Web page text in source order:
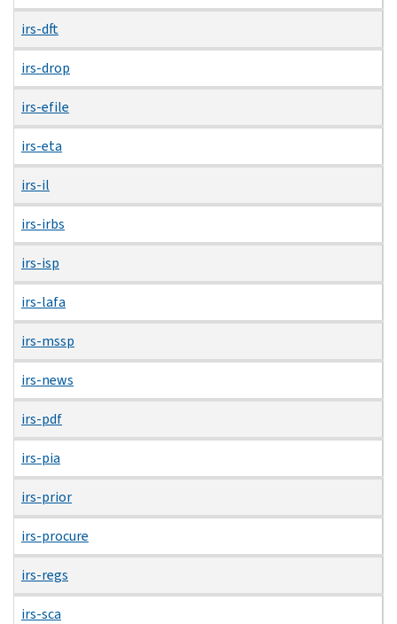
irs-dft
irs-drop
irs-efile
irs-eta
irs-il
irs-irbs
irs-isp
irs-lafa
irs-mssp
irs-news
irs-pdf
irs-pia
irs-prior
irs-procure
irs-regs
irs-sca